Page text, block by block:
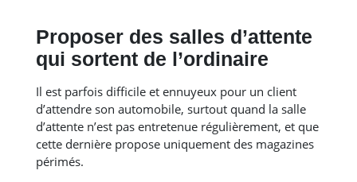
Proposer des salles d’attente
qui sortent de l’ordinaire
Il est parfois difficile et ennuyeux pour un client
d’attendre son automobile, surtout quand la salle
d’attente n’est pas entretenue régulièrement, et que
cette dernière propose uniquement des magazines
périmés.